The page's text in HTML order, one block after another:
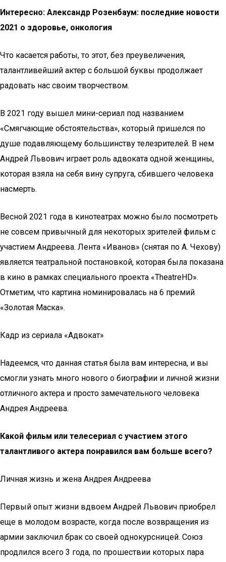
Интересно: Александр Розенбаум: последние новости
2021 о здоровье, онкология
Что касается работы, то этот, без преувеличения,
талантливейший актер с большой буквы продолжает
радовать нас своим творчеством.
В 2021 году вышел мини-сериал под названием
«Смягчающие обстоятельства», который пришелся по
душе подавляющему большинству телезрителей. В нем
Андрей Львович играет роль адвоката одной женщины,
которая взяла на себя вину супруга, сбившего человека
насмерть.
Весной 2021 года в кинотеатрах можно было посмотреть
не совсем привычный для некоторых зрителей фильм с
участием Андреева. Лента «Иванов» (снятая по А. Чехову)
является театральной постановкой, которая была показана
в кино в рамках специального проекта «TheatreHD».
Отметим, что картина номинировалась на 6 премий
«Золотая Маска».
Кадр из сериала «Адвокат»
Надеемся, что данная статья была вам интересна, и вы
смогли узнать много нового о биографии и личной жизни
отличного актера и просто замечательного человека
Андрея Андреева.
Какой фильм или телесериал с участием этого
талантливого актера понравился вам больше всего?
Личная жизнь и жена Андрея Андреева
Первый опыт жизни вдвоем Андрей Львович приобрел
еще в молодом возрасте, когда после возвращения из
армии заключил брак со своей однокурсницей. Союз
продлился всего 3 года, по прошествии которых пара